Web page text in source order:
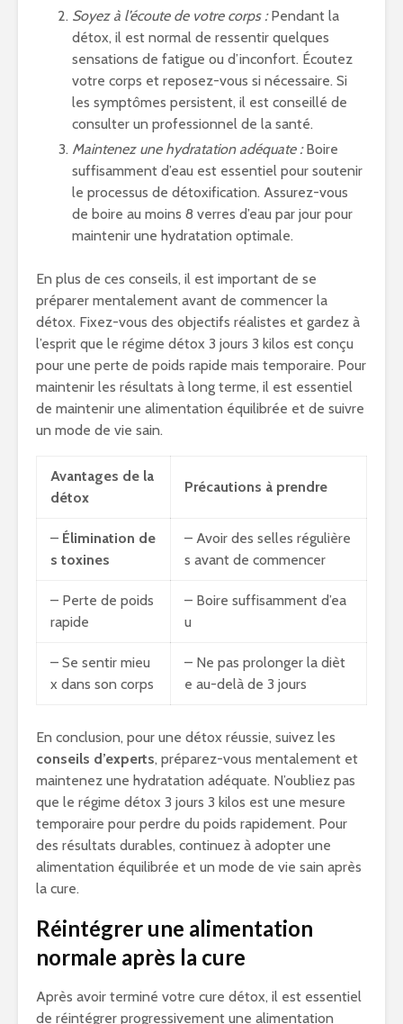
Soyez à l’écoute de votre corps :Pendant la
détox, il est normal de ressentir quelques
sensations de fatigue ou d’inconfort. Écoutez
votre corps et reposez-vous si nécessaire. Si
les symptômes persistent, il est conseillé de
consulter un professionnel de la santé.
Maintenez une hydratation adéquate :Boire
suffisamment d’eau est essentiel pour soutenir
le processus de détoxification. Assurez-vous
de boire au moins 8 verres d’eau par jour pour
maintenir une hydratation optimale.
En plus de ces conseils, il est important de se
préparer mentalement avant de commencer la
détox. Fixez-vous des objectifs réalistes et gardez à
l’esprit que le régime détox 3 jours 3 kilos est conçu
pour une perte de poids rapide mais temporaire. Pour
maintenir les résultats à long terme, il est essentiel
de maintenir une alimentation équilibrée et de suivre
un mode de vie sain.
Avantages de la
détox
Précautions à prendre
– Élimination de
s toxines
– Avoir des selles régulière
s avant de commencer
– Perte de poids
rapide
– Boire suffisamment d’ea
u
– Se sentir mieu
x dans son corps
– Ne pas prolonger la dièt
e au-delà de 3 jours
En conclusion, pour une détox réussie, suivez les
conseils d’experts, préparez-vous mentalement et
maintenez une hydratation adéquate. N’oubliez pas
que le régime détox 3 jours 3 kilos est une mesure
temporaire pour perdre du poids rapidement. Pour
des résultats durables, continuez à adopter une
alimentation équilibrée et un mode de vie sain après
la cure.
Réintégrer une alimentation
normale après la cure
Après avoir terminé votre cure détox, il est essentiel
de réintégrer progressivement une alimentation